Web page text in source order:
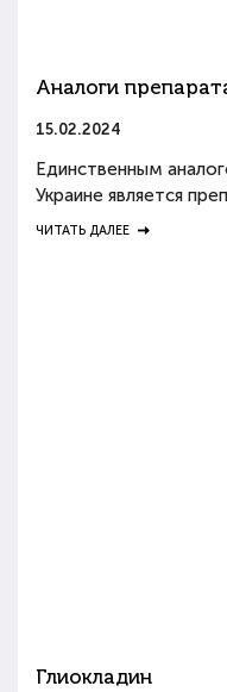
Аналоги
15.02.2024
Единственным
Украине является
ЧИТАТЬ ДАЛЕЕ
Глиокладин